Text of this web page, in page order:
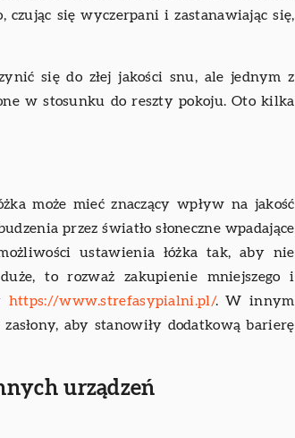
czując się wyczerpani i zastanawiając się,
się do złej jakości snu, ale jednym z
w stosunku do reszty pokoju. Oto kilka
może mieć znaczący wpływ na jakość
przez światło słoneczne wpadające
ustawienia łóżka tak, aby nie
to rozważ zakupienie mniejszego i
https://www.strefasypialni.pl/. W innym
aby stanowiły dodatkową barierę
urządzeń